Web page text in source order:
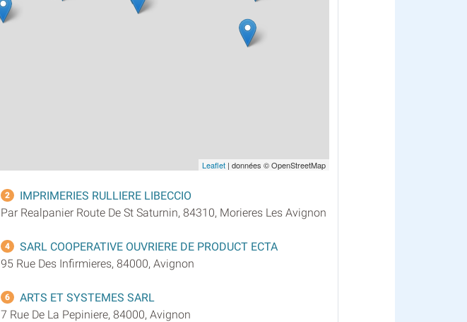
Leaflet | données © OpenStreetMap
2
IMPRIMERIES RULLIERE LIBECCIO
Par Realpanier Route De St Saturnin, 84310, Morieres Les Avignon
4
SARL COOPERATIVE OUVRIERE DE PRODUCT ECTA
95 Rue Des Infirmieres, 84000, Avignon
6
ARTS ET SYSTEMES SARL
7 Rue De La Pepiniere, 84000, Avignon